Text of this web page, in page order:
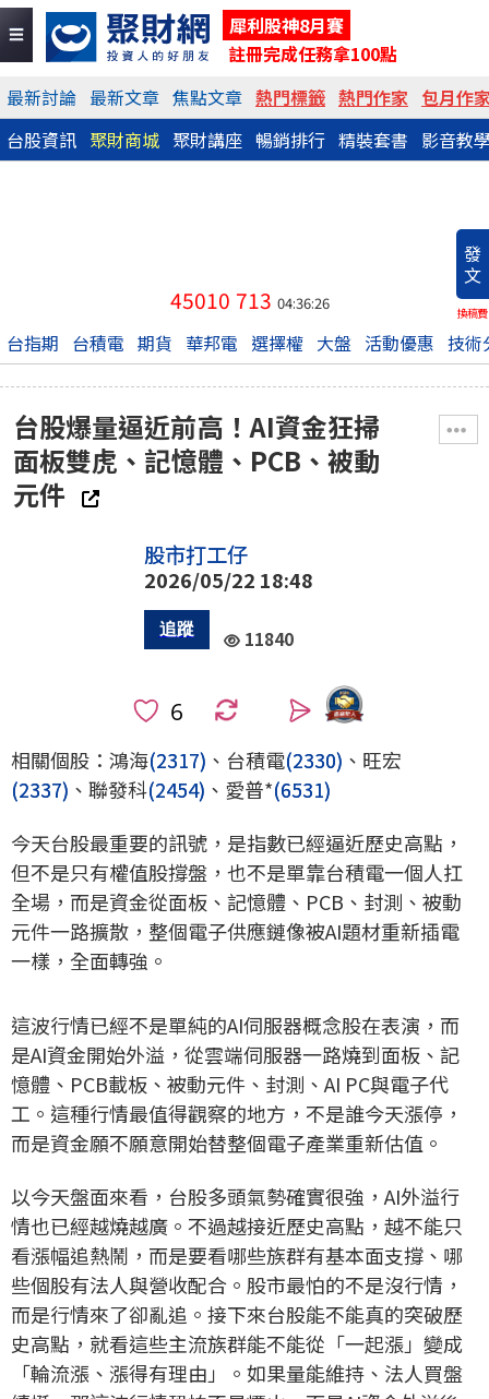
犀利股神8月賽
註冊完成任務拿100點
最新討論 最新文章 焦點文章 熱門標籤 熱門作家 包月作
台股資訊 聚財商城 聚財講座 暢銷排行 精裝套書 影音教
發
文
換稿費
45010 713 04:36:26
台指期 台積電 期貨 華邦電 選擇權 大盤 活動優惠 技術
台股爆量逼近前高！AI資金狂掃
面板雙虎、記憶體、PCB、被動
元件
股市打工仔
2026/05/22 18:48
11840
相關個股：鴻海(2317) 、台積電(2330) 、旺宏
(2337) 、聯發科(2454) 、愛普*(6531)
今天台股最重要的訊號，是指數已經逼近歷史高點，
但不是只有權值股撐盤，也不是單靠台積電一個人扛
全場，而是資金從面板、記憶體、PCB、封測、被動
元件一路擴散，整個電子供應鏈像被AI題材重新插電
一樣，全面轉強。
這波行情已經不是單純的AI伺服器概念股在表演，而
是AI資金開始外溢，從雲端伺服器一路燒到面板、記
憶體、PCB載板、被動元件、封測、AI PC與電子代
工。這種行情最值得觀察的地方，不是誰今天漲停，
而是資金願不願意開始替整個電子產業重新估值。
以今天盤面來看，台股多頭氣勢確實很強，AI外溢行
情也已經越燒越廣。不過越接近歷史高點，越不能只
看漲幅追熱鬧，而是要看哪些族群有基本面支撐、哪
些個股有法人與營收配合。股市最怕的不是沒行情，
而是行情來了卻亂追。接下來台股能不能真的突破歷
史高點，就看這些主流族群能不能從「一起漲」變成
「輪流漲、漲得有理由」。如果量能維持、法人買盤